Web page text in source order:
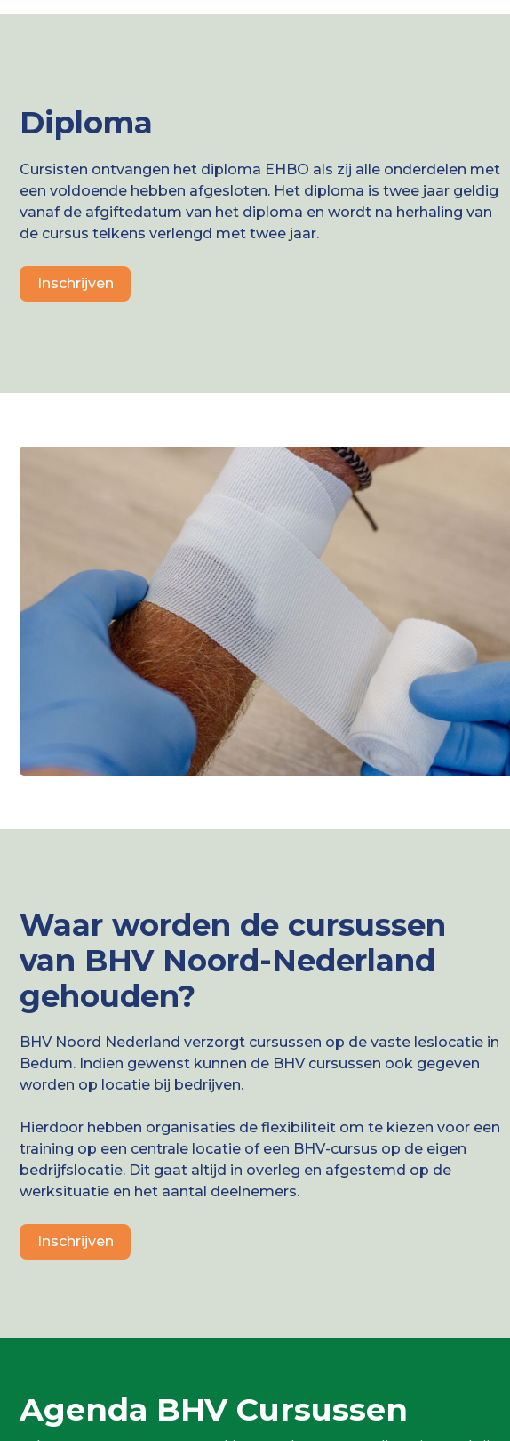
Diploma
Cursisten ontvangen het diploma EHBO als zij alle onderdelen met
een voldoende hebben afgesloten. Het diploma is twee jaar geldig
vanaf de afgiftedatum van het diploma en wordt na herhaling van
de cursus telkens verlengd met twee jaar.
Inschrijven
Waar worden de cursussen
van BHV Noord-Nederland
gehouden?
BHV Noord Nederland verzorgt cursussen op de vaste leslocatie in
Bedum. Indien gewenst kunnen de BHV cursussen ook gegeven
worden op locatie bij bedrijven.
Hierdoor hebben organisaties de flexibiliteit om te kiezen voor een
training op een centrale locatie of een BHV-cursus op de eigen
bedrijfslocatie. Dit gaat altijd in overleg en afgestemd op de
werksituatie en het aantal deelnemers.
Inschrijven
Agenda BHV Cursussen